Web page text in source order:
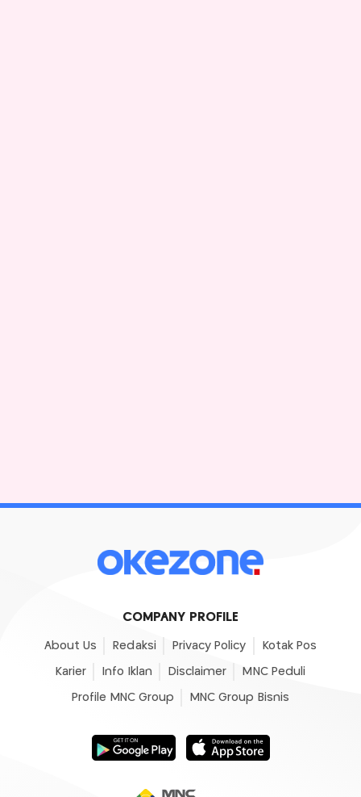
COMPANY PROFILE
About Us Redaksi Privacy Policy Kotak Pos
Karier Info Iklan Disclaimer MNC Peduli
Profile MNC Group MNC Group Bisnis